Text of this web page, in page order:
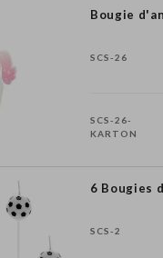
Bougie
SCS-26
SCS-26-
KARTON
6 Bougies
SCS-2